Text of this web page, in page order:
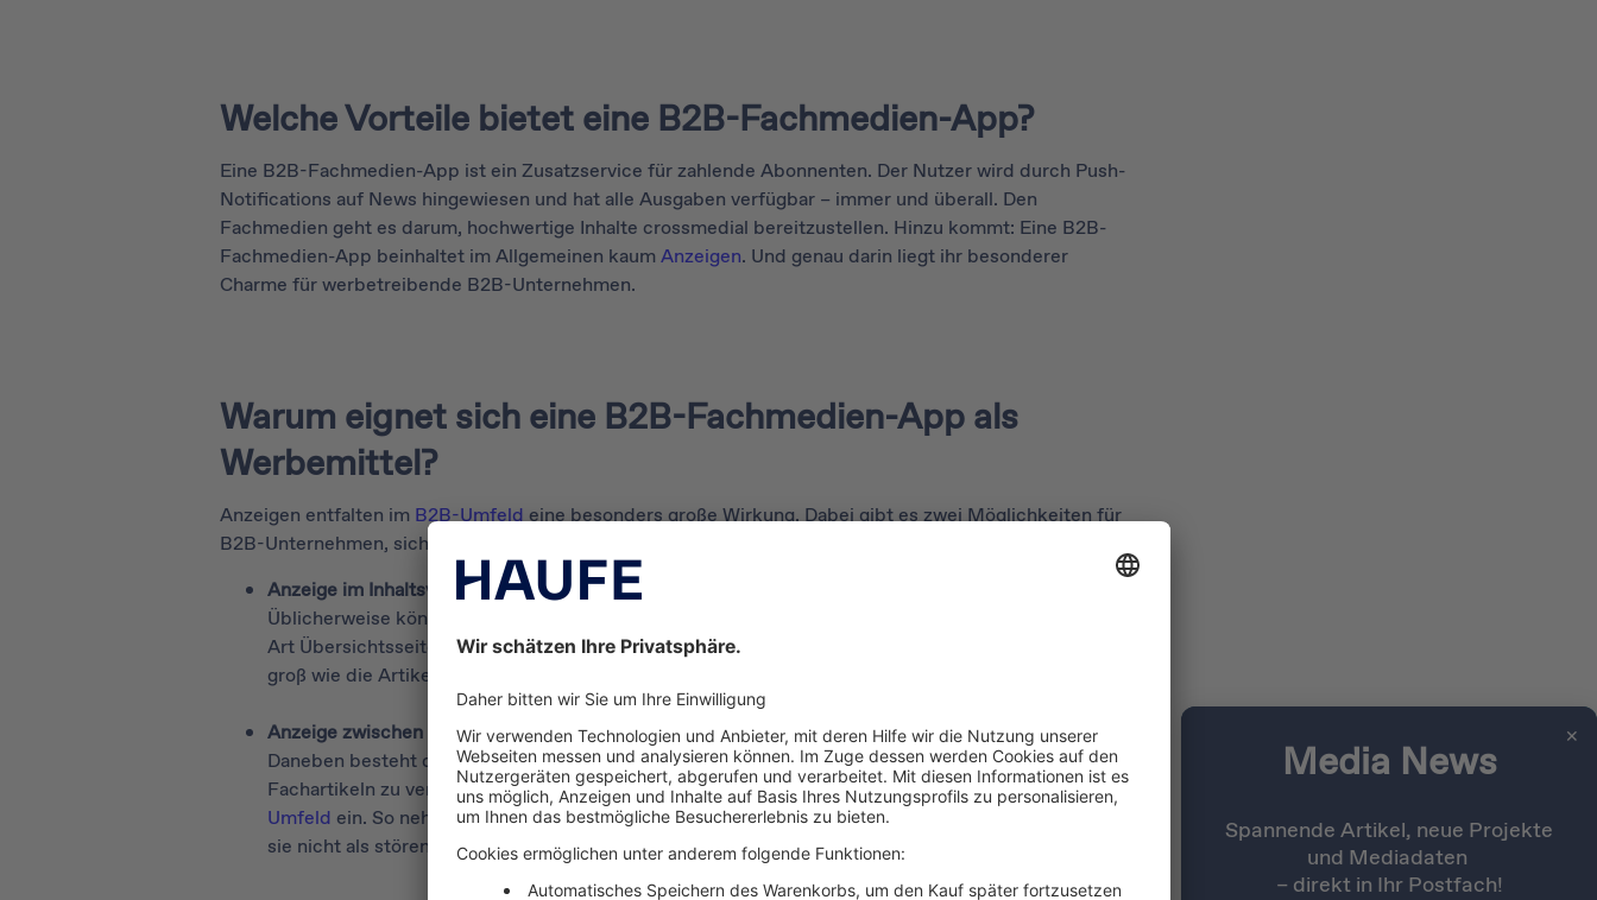
Welche Vorteile bietet eine B2B-Fachmedien-App?
Eine B2B-Fachmedien-App ist ein Zusatzservice für zahlende Abonnenten. Der Nutzer wird durch Push-
Notifications auf News hingewiesen und hat alle Ausgaben verfügbar – immer und überall. Den
Fachmedien geht es darum, hochwertige Inhalte crossmedial bereitzustellen. Hinzu kommt: Eine B2B-
Fachmedien-App beinhaltet im Allgemeinen kaum Anzeigen. Und genau darin liegt ihr besonderer
Charme für werbetreibende B2B-Unternehmen.
Warum eignet sich eine B2B-Fachmedien-App als
Werbemittel?
Anzeigen entfalten im B2B-Umfeld eine besonders große Wirkung. Dabei gibt es zwei Möglichkeiten für
B2B-Unternehmen, sich die Aufmerksamkeit der anvisierten
Anzeige im Inhaltsverzeichnis
Üblicherweise können Firmen ihre Anzeige im Inhaltsverzeichnis der B2B-Fachmedien-App – einer
Art Übersichtsseite – platzieren. Ist dort Raum für lediglich zwei Anzeigen und sind diese genauso
groß wie die Artikel-Teaser dargestellt, ist eine hohe Sichtbarkeit garantiert.
Anzeige zwischen den Artikeln
Daneben besteht die Option, einige wenige Anzeigen zwischen den journalistisch aufbereiteten
Fachartikeln zu veröffentlichen. Diese fügen sich harmonisch ins digitale Magazin alshochwertiges
Umfeld ein. So nehmen Leser die subtile werbliche Botschaft eher nebenbei wahr und empfinden
sie nicht als störend.
Media News
Spannende Artikel, neue Projekte
und Mediadaten
– direkt in Ihr Postfach!
✕